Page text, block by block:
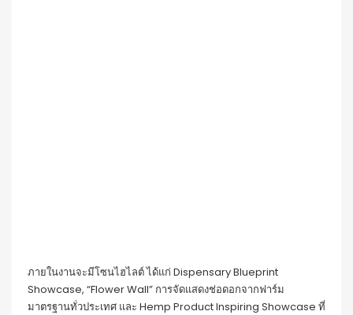
ภายในงานจะมีโซนไฮไลต์ ได้แก่ Dispensary Blueprint
Showcase, “Flower Wall” การจัดแสดงช่อดอกจากฟาร์ม
มาตรฐานทั่วประเทศ และ Hemp Product Inspiring Showcase ที่